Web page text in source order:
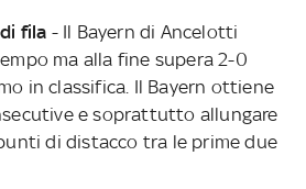
fila - Il Bayern di Ancelotti
ma alla fine supera 2-0
in classifica. Il Bayern ottiene
e soprattutto allungare
di distacco tra le prime due